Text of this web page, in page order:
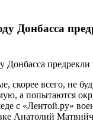
Донбасса
скорее всего, не
а попытаются
с «Лентой.ру»
Анатолий